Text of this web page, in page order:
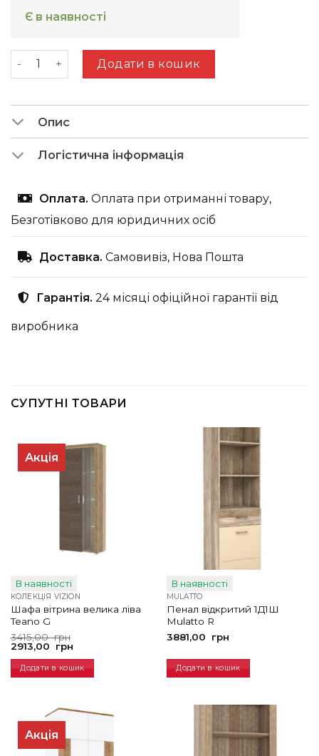
грн.
грн.
Є в наявності
CLEO G Шафа мала права дуб каньон+ваніль
Додати в кошик
Опис
Логістична інформація
Оплата. Оплата при отриманні товару,
Безготівково для юридичних осіб
Доставка. Самовивіз, Нова Пошта
Гарантія. 24 місяці офіційної гарантії від
виробника
СУПУТНІ ТОВАРИ
Акція
В наявності
КОЛЕКЦІЯ VIZION
Шафа вітрина велика ліва
Teano G
3415,00грн
Оригінальна
ціна:
3415,00
грн.
2913,00 грн
Поточна
ціна:
2913,00
грн.
Додати в кошик
В наявності
MULATTO
Пенал відкритий 1Д1Ш
Mulatto R
3881,00
грн
Додати в кошик
Акція